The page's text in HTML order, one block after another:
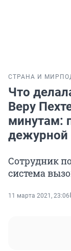
СТРАНА И МИР
Что
Веру
минутам:
дежурной
Сотрудник
система
11 марта 2021, 23:06